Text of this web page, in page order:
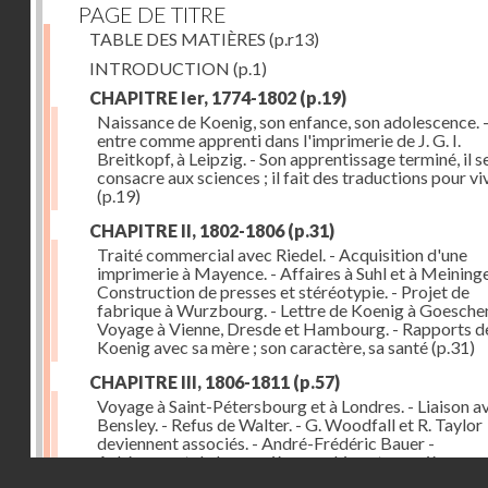
PAGE DE TITRE
TABLE DES MATIÈRES (p.r13)
INTRODUCTION (p.1)
CHAPITRE Ier, 1774-1802 (p.19)
Naissance de Koenig, son enfance, son adolescence.
entre comme apprenti dans l'imprimerie de J. G. I.
Breitkopf, à Leipzig. - Son apprentissage terminé, il
consacre aux sciences ; il fait des traductions pour
(p.19)
CHAPITRE II, 1802-1806(p.31)
Traité commercial avec Riedel. - Acquisition d'une
imprimerie à Mayence. - Affaires à Suhl et à
Construction de presses et stéréotypie. - Projet de
fabrique à Wurzbourg. - Lettre de Koenig à
Voyage à Vienne, Dresde et Hambourg. - Rapports
Koenig avec sa mère ; son caractère, sa santé(p.31)
CHAPITRE III, 1806-1811 (p.57)
Voyage à Saint-Pétersbourg et à Londres. - Liaison
Bensley. - Refus de Walter. - G. Woodfall et R. Taylor
deviennent associés. - André-Frédéric Bauer -
Achèvement de la première machine et premières